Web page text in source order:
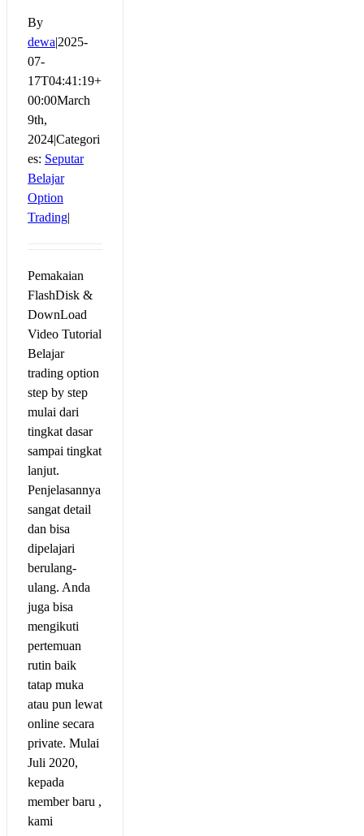
By
dewa|2025-
07-
17T04:41:19+
00:00March
9th,
2024|Categori
es: Seputar
Belajar
Option
Trading|
Pemakaian
FlashDisk &
DownLoad
Video Tutorial
Belajar
trading option
step by step
mulai dari
tingkat dasar
sampai tingkat
lanjut.
Penjelasannya
sangat detail
dan bisa
dipelajari
berulang-
ulang. Anda
juga bisa
mengikuti
pertemuan
rutin baik
tatap muka
atau pun lewat
online secara
private. Mulai
Juli 2020,
kepada
member baru ,
kami